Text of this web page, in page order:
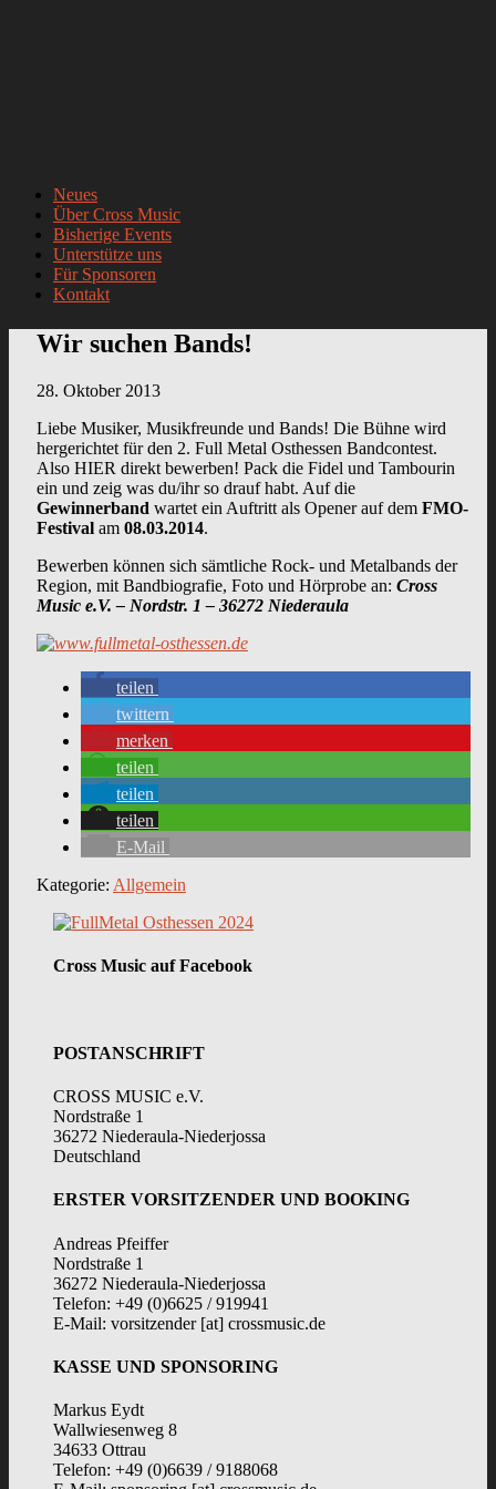
Neues
Über Cross Music
Bisherige Events
Unterstütze uns
Für Sponsoren
Kontakt
Wir suchen Bands!
28. Oktober 2013
Liebe Musiker, Musikfreunde und Bands! Die Bühne wird
hergerichtet für den 2. Full Metal Osthessen Bandcontest.
Also HIER direkt bewerben! Pack die Fidel und Tambourin
ein und zeig was du/ihr so drauf habt. Auf die
Gewinnerband wartet ein Auftritt als Opener auf dem FMO-
Festival am 08.03.2014.
Bewerben können sich sämtliche Rock- und Metalbands der
Region, mit Bandbiografie, Foto und Hörprobe an: Cross
Music e.V. – Nordstr. 1 – 36272 Niederaula
teilen
twittern
merken
teilen
teilen
teilen
E-Mail
Kategorie: Allgemein
Cross Music auf Facebook
POSTANSCHRIFT
CROSS MUSIC e.V.
Nordstraße 1
36272 Niederaula-Niederjossa
Deutschland
ERSTER VORSITZENDER UND BOOKING
Andreas Pfeiffer
Nordstraße 1
36272 Niederaula-Niederjossa
Telefon: +49 (0)6625 / 919941
E-Mail: vorsitzender [at] crossmusic.de
KASSE UND SPONSORING
Markus Eydt
Wallwiesenweg 8
34633 Ottrau
Telefon: +49 (0)6639 / 9188068